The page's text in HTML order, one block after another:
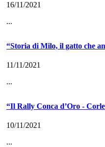
16/11/2021
...
“Storia di Milo, il gatto che
11/11/2021
...
“Il Rally Conca d’Oro -
10/11/2021
...